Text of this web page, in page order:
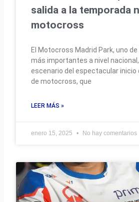
salida a la temporada
motocross
El Motocross Madrid Park, uno
más importantes a nivel nacional,
escenario del espectacular inicio
de motocross, que
LEER MÁS »
enero 15, 2025 No hay comentarios